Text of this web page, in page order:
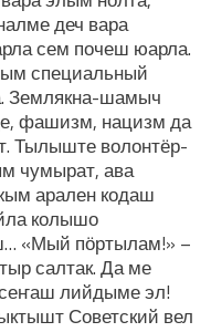
деч вара
сем почеш юарла.
специальный
Землякна-шамыч
фашизм, нацизм да
Тылыште волонтёр-
чумырат, ава
арален кодаш
колышо
«Мый пӧртылам!» –
салтак. Да ме
лийдыме эл!
Советский вел